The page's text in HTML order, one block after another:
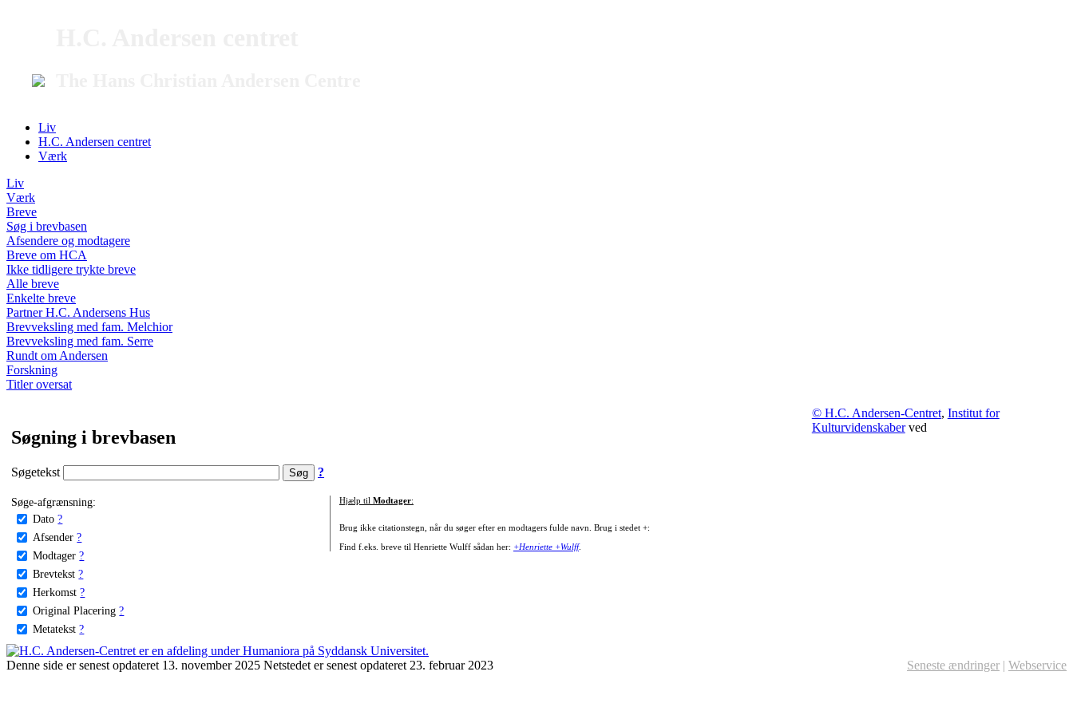
Liv
H.C. Andersen centret
Værk
Liv
Værk
Breve
Søg i brevbasen
Afsendere og modtagere
Breve om HCA
Ikke tidligere trykte breve
Alle breve
Enkelte breve
Partner H.C. Andersens Hus
Brevveksling med fam. Melchior
Brevveksling med fam. Serre
Rundt om Andersen
Forskning
Titler oversat
Søgning i brevbasen
Søgetekst ?
Søge-afgrænsning:
Dato ?
Afsender ?
Modtager ?
Brevtekst ?
Herkomst ?
Original Placering ?
Metatekst ?
Hjælp til Modtager:
Brug ikke citationstegn, når du søger efter en modtagers fulde navn. Brug i stedet +:
Find f.eks. breve til Henriette Wulff sådan her: +Henriette +Wulff.
© H.C. Andersen-Centret, Institut for
Kulturvidenskaberved
Denne side er senest opdateret 13. november 2025 Netstedet er senest opdateret 23. februar 2023 Seneste ændringer | Webservice